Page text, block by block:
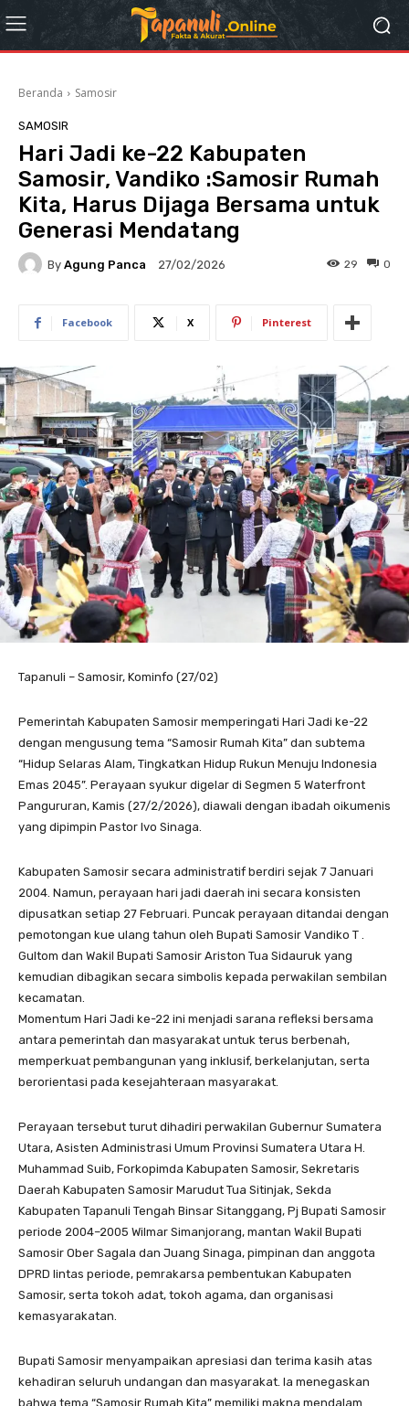
Beranda Samosir
SAMOSIR
Hari Jadi ke-22 Kabupaten
Samosir, Vandiko :Samosir Rumah
Kita, Harus Dijaga Bersama untuk
Generasi Mendatang
By Agung Panca 27/02/2026 0
29
Facebook X Pinterest
Tapanuli – Samosir, Kominfo (27/02)
Pemerintah Kabupaten Samosir memperingati Hari Jadi ke-22
dengan mengusung tema “Samosir Rumah Kita” dan subtema
“Hidup Selaras Alam, Tingkatkan Hidup Rukun Menuju Indonesia
Emas 2045”. Perayaan syukur digelar di Segmen 5 Waterfront
Pangururan, Kamis (27/2/2026), diawali dengan ibadah oikumenis
yang dipimpin Pastor Ivo Sinaga.
Kabupaten Samosir secara administratif berdiri sejak 7 Januari
2004. Namun, perayaan hari jadi daerah ini secara konsisten
dipusatkan setiap 27 Februari. Puncak perayaan ditandai dengan
pemotongan kue ulang tahun oleh Bupati Samosir Vandiko T .
Gultom dan Wakil Bupati Samosir Ariston Tua Sidauruk yang
kemudian dibagikan secara simbolis kepada perwakilan sembilan
kecamatan.
Momentum Hari Jadi ke-22 ini menjadi sarana refleksi bersama
antara pemerintah dan masyarakat untuk terus berbenah,
memperkuat pembangunan yang inklusif, berkelanjutan, serta
berorientasi pada kesejahteraan masyarakat.
Perayaan tersebut turut dihadiri perwakilan Gubernur Sumatera
Utara, Asisten Administrasi Umum Provinsi Sumatera Utara H.
Muhammad Suib, Forkopimda Kabupaten Samosir, Sekretaris
Daerah Kabupaten Samosir Marudut Tua Sitinjak, Sekda
Kabupaten Tapanuli Tengah Binsar Sitanggang, Pj Bupati Samosir
periode 2004–2005 Wilmar Simanjorang, mantan Wakil Bupati
Samosir Ober Sagala dan Juang Sinaga, pimpinan dan anggota
DPRD lintas periode, pemrakarsa pembentukan Kabupaten
Samosir, serta tokoh adat, tokoh agama, dan organisasi
kemasyarakatan.
Bupati Samosir menyampaikan apresiasi dan terima kasih atas
kehadiran seluruh undangan dan masyarakat. Ia menegaskan
bahwa tema “Samosir Rumah Kita” memiliki makna mendalam